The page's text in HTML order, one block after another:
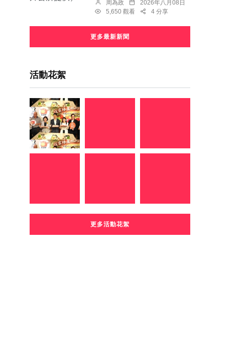
周為政
2026年八月08日
5,650 觀看
4 分享
更多最新新聞
活動花絮
更多活動花絮